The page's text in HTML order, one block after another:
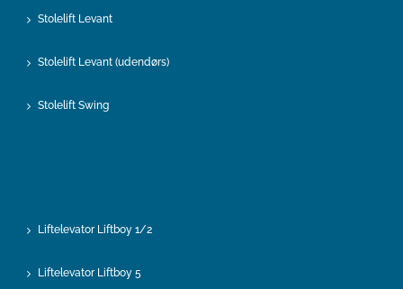
Stolelift Levant
Stolelift Levant (udendørs)
Stolelift Swing
Liftelevator Liftboy 1/2
Liftelevator Liftboy 5